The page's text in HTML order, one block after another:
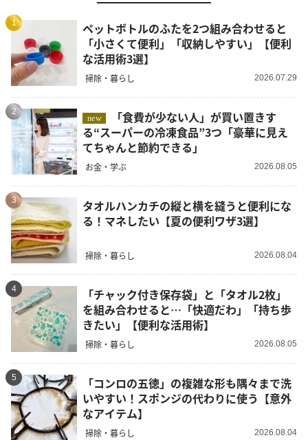
1
ペットボトルのふたを2つ組み合わせると
「小さくて便利」「収納しやすい」【便利
な活用術3選】
掃除・暮らし 2026.07.29
2
new
る“スーパーの冷凍食品”3つ「豪華に見え
てちゃんと節約できる」
お金・学ぶ 2026.08.05
3
タオルハンカチの縦と横を縫うと便利にな
る！マネしたい【夏の便利ワザ3選】
掃除・暮らし 2026.08.04
4
「チャック付き保存袋」と「タオル2枚」
を組み合わせると…「快適だわ」「持ち歩
きたい」【便利な活用術】
掃除・暮らし 2026.08.05
5
「コンロの五徳」の複雑な形も隅々まで洗
いやすい！スポンジの代わりに使う【意外
なアイテム】
掃除・暮らし 2026.08.04